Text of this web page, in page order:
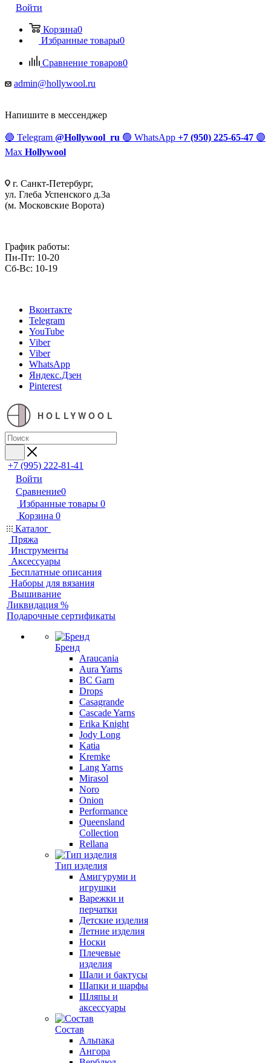
Войти
Корзина0
Избранные товары0
Сравнение товаров0
admin@hollywool.ru
Напишите в мессенджер
🔵 Telegram @Hollywool_ru 🟢 WhatsApp +7 (950) 225-65-47 🟣
Max Hollywool
г. Санкт-Петербург,
ул. Глеба Успенского д.3а
(м. Московские Ворота)
График работы:
Пн-Пт: 10-20
Сб-Вс: 10-19
Вконтакте
Telegram
YouTube
Viber
Viber
WhatsApp
Яндекс.Дзен
Pinterest
HOLLYWOOL
+7 (995) 222-81-41
Войти
Сравнение0
Избранные товары 0
Корзина 0
Каталог
Пряжа
Инструменты
Аксессуары
Бесплатные описания
Наборы для вязания
Вышивание
Ликвидация %
Подарочные сертификаты
Бренд
Araucania
Aura Yarns
BC Garn
Drops
Casagrande
Cascade Yarns
Erika Knight
Jody Long
Katia
Kremke
Lang Yarns
Mirasol
Noro
Onion
Performance
Queensland
Collection
Rellana
Тип изделия
Амигуруми и
игрушки
Варежки и
перчатки
Детские изделия
Летние изделия
Носки
Плечевые
изделия
Шали и бактусы
Шапки и шарфы
Шляпы и
аксессуары
Состав
Альпака
Ангора